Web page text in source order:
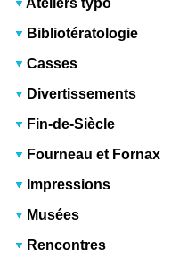
Ateliers typo
Bibliotératologie
Casses
Divertissements
Fin-de-Siècle
Fourneau et Fornax
Impressions
Musées
Rencontres